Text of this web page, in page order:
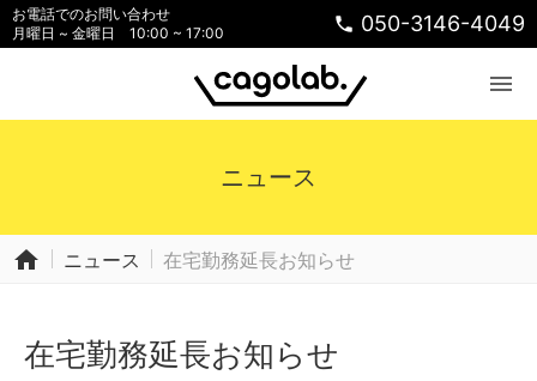
お電話でのお問い合わせ
月曜日 ~ 金曜日 10:00 ~ 17:00
phone 050-3146-4049
menu
ニュース
home ニュース 在宅勤務延長お知らせ
在宅勤務延長お知らせ